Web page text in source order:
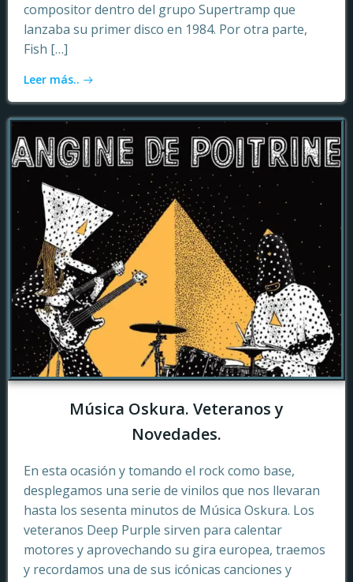
compositor dentro del grupo Supertramp que
lanzaba su primer disco en 1984. Por otra parte,
Fish […]
Leer más..
Música Oskura. Veteranos y
Novedades.
En esta ocasión y tomando el rock como base,
desplegamos una serie de vinilos que nos llevaran
hasta los sesenta minutos de Música Oskura. Los
veteranos Deep Purple sirven para calentar
motores y aprovechando su gira europea, traemos
y recordamos una de sus icónicas canciones y